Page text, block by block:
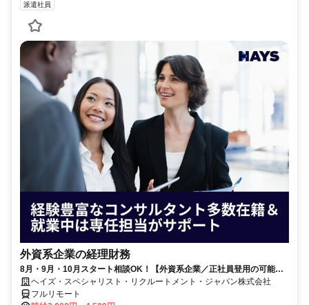
派遣社員
外資系企業の経理財務
8月・9月・10月スタート相談OK！【外資系企業／正社員登用の可能性
大／700万～800万／リモート勤務OK】経理財務
ヘイズ・スペシャリスト・リクルートメント・ジャパン株式会社
フルリモート